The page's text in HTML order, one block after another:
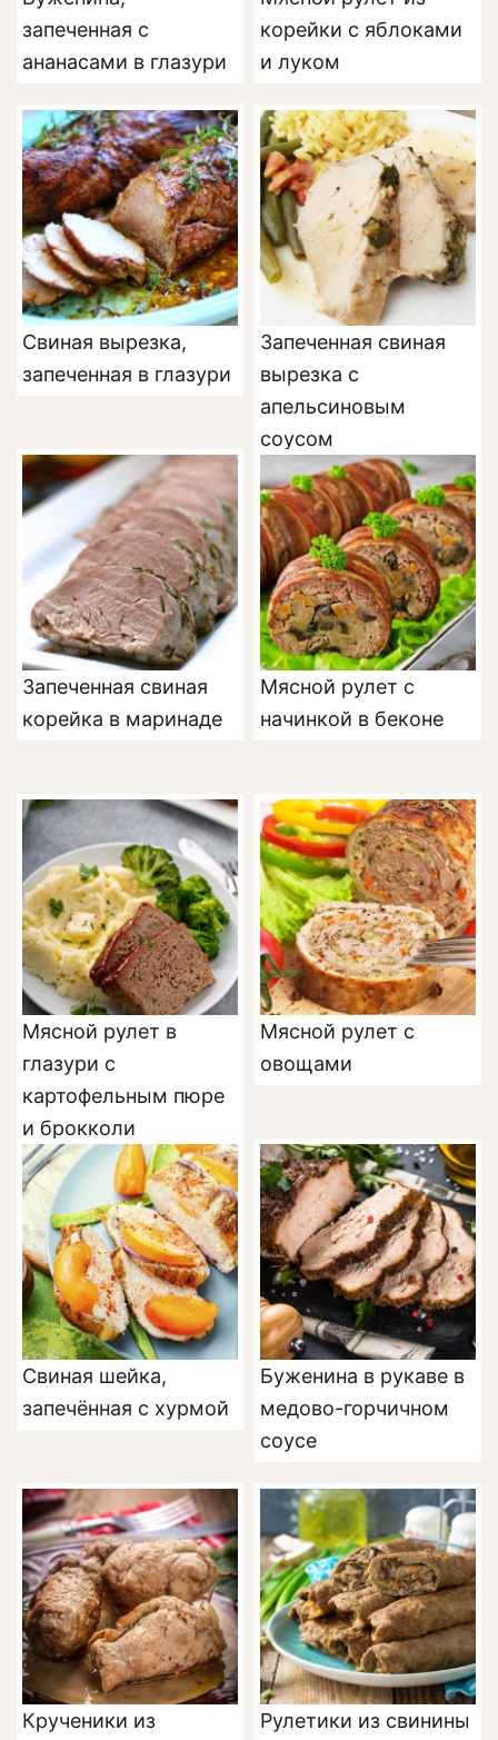
запеченная с
ананасами в глазури
корейки с яблоками
и луком
Свиная вырезка,
запеченная в глазури
Запеченная свиная
вырезка с
апельсиновым
соусом
Запеченная свиная
корейка в маринаде
Мясной рулет с
начинкой в беконе
Мясной рулет в
глазури с
картофельным пюре
и брокколи
Мясной рулет с
овощами
Свиная шейка,
запечённая с хурмой
Буженина в рукаве в
медово-горчичном
соусе
Крученики из
Рулетики из свинины